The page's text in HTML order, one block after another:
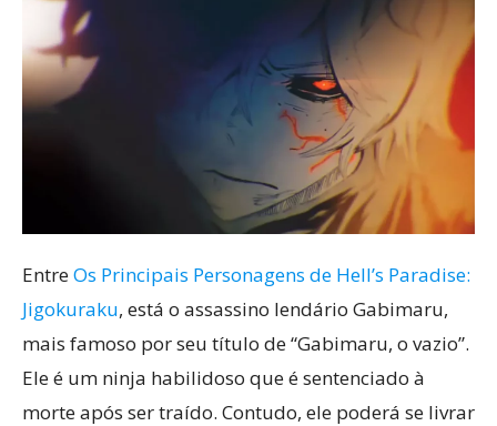
EntreOs Principais Personagens de Hell’s Paradise:
Jigokuraku, está o assassino lendário Gabimaru,
mais famoso por seu título de “Gabimaru, o vazio”.
Ele é um ninja habilidoso que é sentenciado à
morte após ser traído. Contudo, ele poderá se livrar